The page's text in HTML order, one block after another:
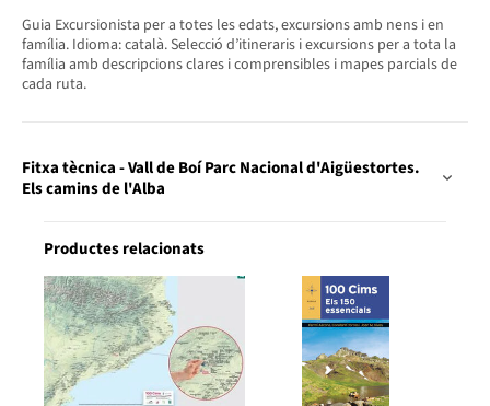
Guia Excursionista per a totes les edats, excursions amb nens i en
família. Idioma: català. Selecció d’itineraris i excursions per a tota la
família amb descripcions clares i comprensibles i mapes parcials de
cada ruta.
Fitxa tècnica - Vall de Boí Parc Nacional d'Aigüestortes.
Els camins de l'Alba
Productes relacionats